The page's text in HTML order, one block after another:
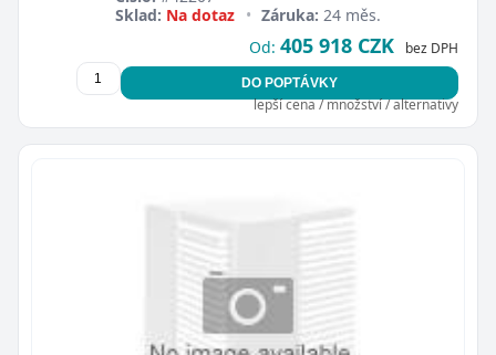
Sklad: Na dotaz • Záruka: 24 měs.
Od: 405 918 CZK bez DPH
DO POPTÁVKY
lepší cena / množství / alternativy